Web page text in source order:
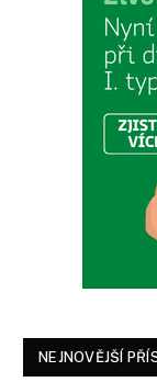
NEJNOVĚJŠÍ